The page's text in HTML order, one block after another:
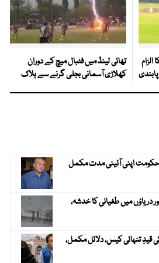
تھائی لینڈ میں فٹبال میچ کے دوران
کھلاڑی آسمانی بجلی گرنے سے ہلاک
حکومت اپنی آئینی مدت مکمل
اور دریاؤں میں طغیانی کا خدشہ،
قیدِ تنہائی کیس، دلائل مکمل،